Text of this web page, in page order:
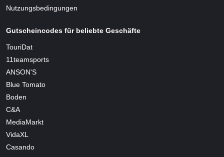
Nutzungsbedingungen
Gutscheincodes für beliebte Geschäfte
TouriDat
11teamsports
ANSON'S
Blue Tomato
Boden
C&A
MediaMarkt
VidaXL
Casando